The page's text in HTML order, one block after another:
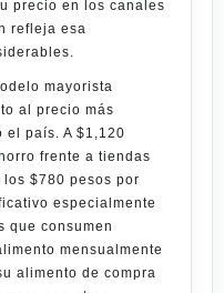
precio en los canales
refleja esa
mayorista
al precio más
el país. A $1,120
frente a tiendas
$780 pesos por
especialmente
que consumen
mensualmente
alimento de compra